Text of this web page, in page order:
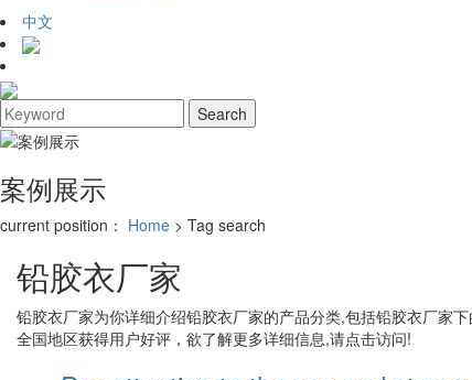
中文
案例展示
current position： Home > Tag search
铅胶衣厂家
铅胶衣厂家为你详细介绍铅胶衣厂家的产品分类,包括铅胶衣厂家
全国地区获得用户好评，欲了解更多详细信息,请点击访问!